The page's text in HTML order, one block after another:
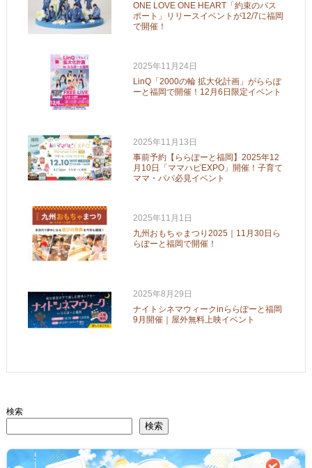
ONE LOVE ONE HEART「約束のパス
ポート」リリースイベントが12/7に福岡
で開催！
2025年11月24日
LinQ「2000の輪 拡大化計画」がららぽ
ーと福岡で開催！12月6日限定イベント
2025年11月13日
事前予約【ららぽーと福岡】2025年12
月10日「ママハピEXPO」開催！子育て
ママ・パパ必見イベント
2025年11月1日
九州おもちゃまつり2025｜11月30日ら
らぽーと福岡で開催！
2025年8月29日
ナイトシネマウィークinららぽーと福岡
9月開催｜屋外無料上映イベント
検索
検索